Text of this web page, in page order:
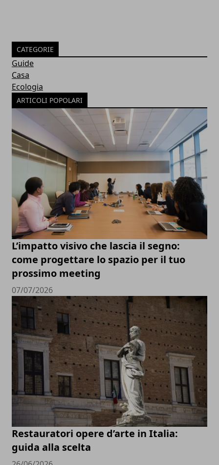
CATEGORIE
Guide
Casa
Ecologia
ARTICOLI POPOLARI
L’impatto visivo che lascia il segno:
come progettare lo spazio per il tuo
prossimo meeting
07/07/2026
Restauratori opere d’arte in Italia:
guida alla scelta